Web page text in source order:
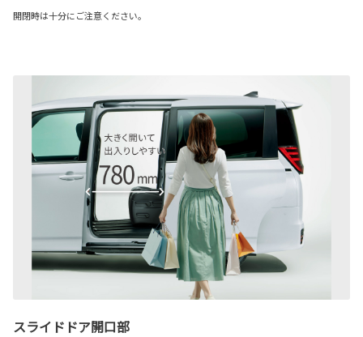
開閉時は十分にご注意ください。
スライドドア開口部